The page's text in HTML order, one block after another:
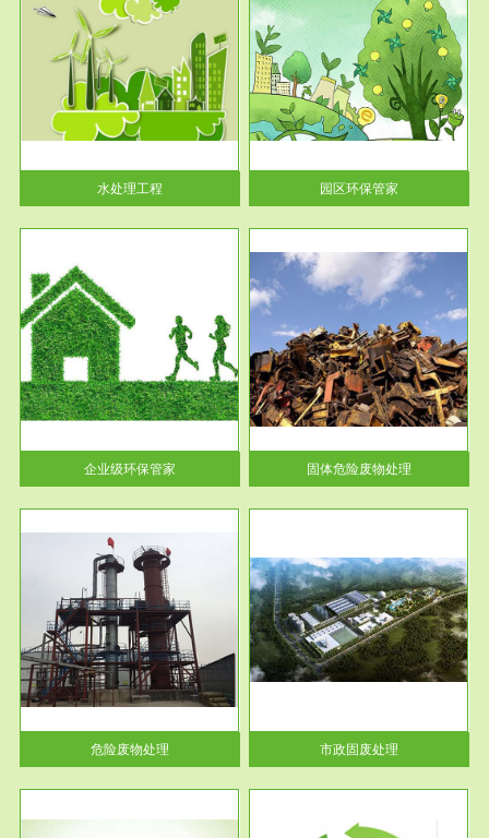
水处理工程
服务范围
园区环保管家
2016 年 4 月，环保部下发《关
于积极发挥环境保护作用促进供
给侧结...
园区环保管家
企业级环保管家
服务范围
固体危险废物处理
固体废物解释：固体废物是指人
们在生产建设、日常生活和其他
活动中...
固体危险废物处理
危险废物处理
服务范围
市政固废处理
蔚蓝生态环境科技所从事的市政
废物处理业务包括市政废物的处
理处...
市政固废处理